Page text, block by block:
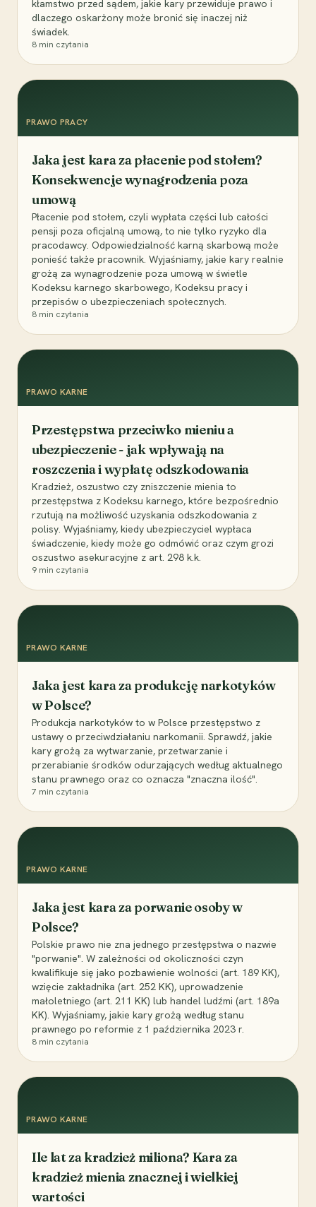
kłamstwo przed sądem, jakie kary przewiduje prawo i
dlaczego oskarżony może bronić się inaczej niż
świadek.
8 min czytania
PRAWO PRACY
Jaka jest kara za płacenie pod stołem?
Konsekwencje wynagrodzenia poza
umową
Płacenie pod stołem, czyli wypłata części lub całości
pensji poza oficjalną umową, to nie tylko ryzyko dla
pracodawcy. Odpowiedzialność karną skarbową może
ponieść także pracownik. Wyjaśniamy, jakie kary realnie
grożą za wynagrodzenie poza umową w świetle
Kodeksu karnego skarbowego, Kodeksu pracy i
przepisów o ubezpieczeniach społecznych.
8 min czytania
PRAWO KARNE
Przestępstwa przeciwko mieniu a
ubezpieczenie - jak wpływają na
roszczenia i wypłatę odszkodowania
Kradzież, oszustwo czy zniszczenie mienia to
przestępstwa z Kodeksu karnego, które bezpośrednio
rzutują na możliwość uzyskania odszkodowania z
polisy. Wyjaśniamy, kiedy ubezpieczyciel wypłaca
świadczenie, kiedy może go odmówić oraz czym grozi
oszustwo asekuracyjne z art. 298 k.k.
9 min czytania
PRAWO KARNE
Jaka jest kara za produkcję narkotyków
w Polsce?
Produkcja narkotyków to w Polsce przestępstwo z
ustawy o przeciwdziałaniu narkomanii. Sprawdź, jakie
kary grożą za wytwarzanie, przetwarzanie i
przerabianie środków odurzających według aktualnego
stanu prawnego oraz co oznacza "znaczna ilość".
7 min czytania
PRAWO KARNE
Jaka jest kara za porwanie osoby w
Polsce?
Polskie prawo nie zna jednego przestępstwa o nazwie
"porwanie". W zależności od okoliczności czyn
kwalifikuje się jako pozbawienie wolności (art. 189 KK),
wzięcie zakładnika (art. 252 KK), uprowadzenie
małoletniego (art. 211 KK) lub handel ludźmi (art. 189a
KK). Wyjaśniamy, jakie kary grożą według stanu
prawnego po reformie z 1 października 2023 r.
8 min czytania
PRAWO KARNE
Ile lat za kradzież miliona? Kara za
kradzież mienia znacznej i wielkiej
wartości